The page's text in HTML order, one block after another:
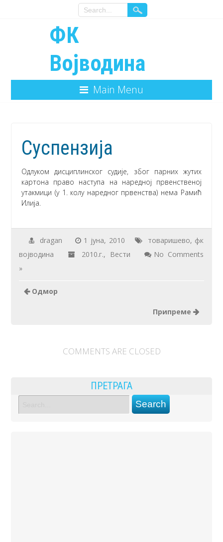
ФК
Војводина
Main Menu
Суспензија
Одлуком дисциплинског судије, због парних жутих
картона право наступа на наредној првенственој
утакмици (у 1. колу наредног првенства) нема Рамић
Илија.
dragan 1 јуна, 2010 товаришево, фк
војводина
2010.г., Вести
No Comments
»
Одмор
Припреме
COMMENTS ARE CLOSED
ПРЕТРАГА